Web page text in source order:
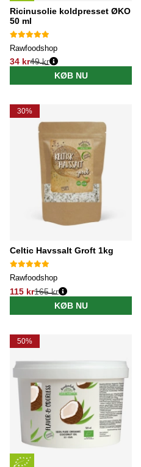
Ricinusolie koldpresset ØKO
50 ml
Rawfoodshop
34 kr
Normalpris:
49 kr
KØB NU
30%
Celtic Havssalt Groft 1kg
Rawfoodshop
115 kr
Normalpris:
165 kr
KØB NU
50%